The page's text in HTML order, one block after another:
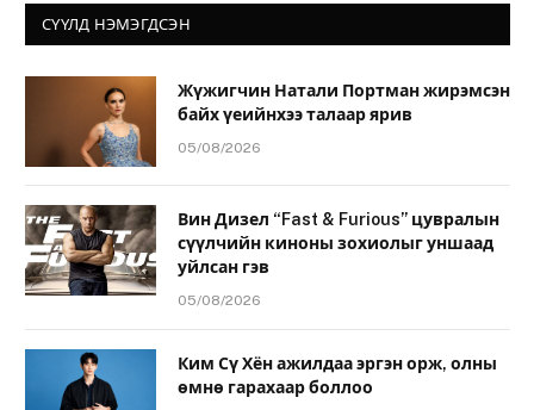
СҮҮЛД НЭМЭГДСЭН
Жүжигчин Натали Портман жирэмсэн
байх үеийнхээ талаар ярив
05/08/2026
Вин Дизел “Fast & Furious” цувралын
сүүлчийн киноны зохиолыг уншаад
уйлсан гэв
05/08/2026
Ким Сү Хён ажилдаа эргэн орж, олны
өмнө гарахаар боллоо